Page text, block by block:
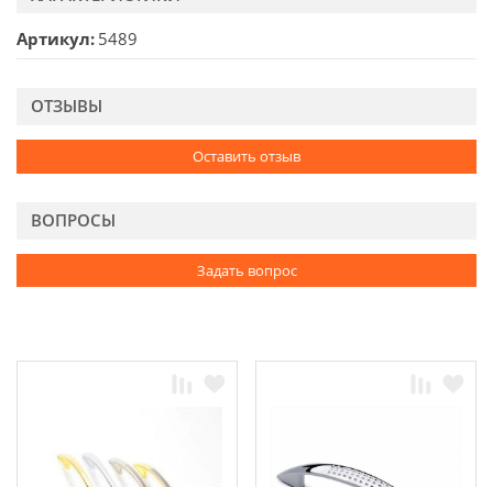
Артикул 5489
ОТЗЫВЫ
Оставить отзыв
ВОПРОСЫ
Задать вопрос